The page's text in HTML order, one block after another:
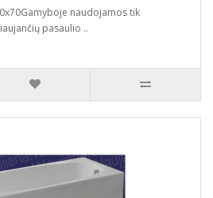
naudojamos tik
pasaulio ..